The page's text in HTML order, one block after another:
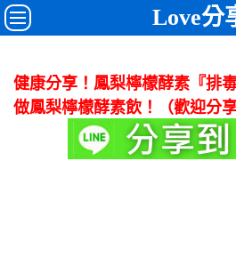
Love分
健康分享！鳳梨檸檬酵素『排
做鳳梨檸檬酵素飲！（歡迎分